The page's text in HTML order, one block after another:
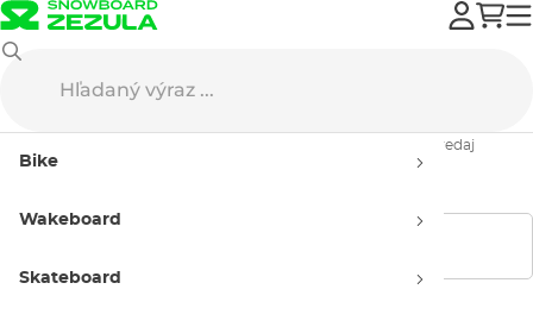
Bike
Wakeboard
Skateboard
Pánske čiapky - výpredaj
Pánske čiapky - výpredaj